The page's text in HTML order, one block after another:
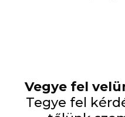
Vegye fel
Tegye fel